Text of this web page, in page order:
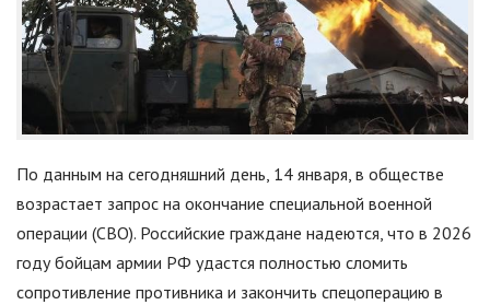
По данным на сегодняшний день, 14 января, в обществе
возрастает запрос на окончание специальной военной
операции (СВО). Российские граждане надеются, что в 2026
году бойцам армии РФ удастся полностью сломить
сопротивление противника и закончить спецоперацию в